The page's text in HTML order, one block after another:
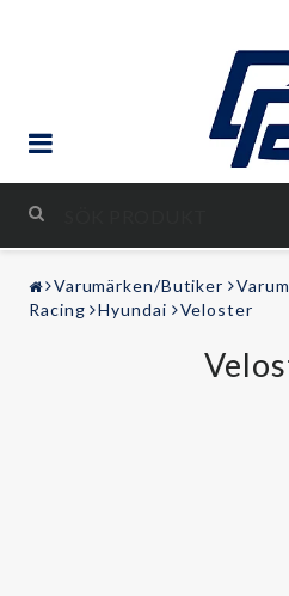
STYLING & TUNING
LJUD & BILD
Varumärken/Butiker
Racing
Hyundai Veloster